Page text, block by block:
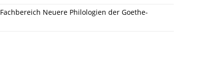
Neuere Philologien der Goethe-